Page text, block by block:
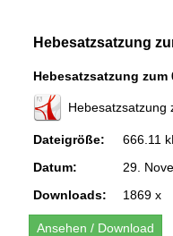
Hebesatzsatzung
Hebesatzsatzung zum
Hebesatzsatzung
Dateigröße:
666.11
Datum:
29.
Downloads:
1869 x